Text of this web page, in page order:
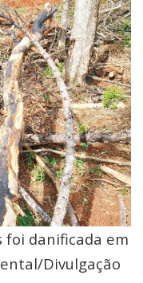
foi danificada em
Divulgação